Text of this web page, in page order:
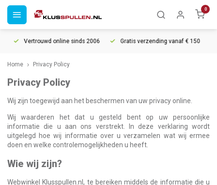
0
Vertrouwd online sinds 2006 Gratis verzending vanaf € 150
Home Privacy Policy
Privacy Policy
Wij zijn toegewijd aan het beschermen van uw privacy online.
Wij waarderen het dat u gesteld bent op uw persoonlijke
informatie die u aan ons verstrekt. In deze verklaring wordt
uitgelegd hoe wij informatie over u verzamelen wat wij ermee
doen en welke controlemogelijkheden u heeft.
Wie wij zijn?
Webwinkel Klusspullen.nl, te bereiken middels de informatie die u